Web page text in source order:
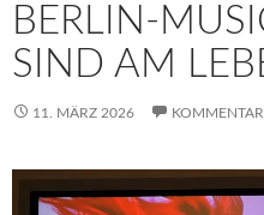
BERLIN-
SIND AM
11. MÄRZ 2026